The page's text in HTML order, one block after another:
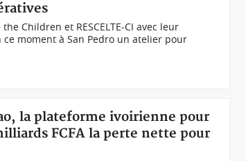
Children et RESCELTE-CI avec leur
moment à San Pedro un atelier pour
la plateforme ivoirienne pour
FCFA la perte nette pour